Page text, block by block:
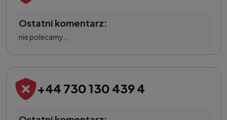
Ostatni komentarz:
nie polecamy...
+44 730 130 439 4